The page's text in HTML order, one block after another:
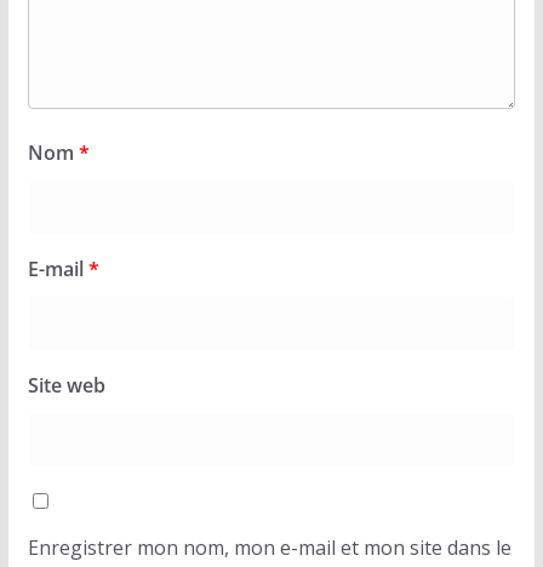
Nom *
E-mail*
Site web
Enregistrer mon nom, mon e-mail et mon site dans le